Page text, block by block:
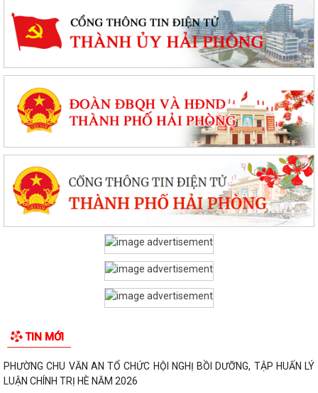
TIN MỚI
PHƯỜNG CHU VĂN AN TỔ CHỨC HỘI NGHỊ BỒI DƯỠNG, TẬP HUẤN LÝ
LUẬN CHÍNH TRỊ HÈ NĂM 2026